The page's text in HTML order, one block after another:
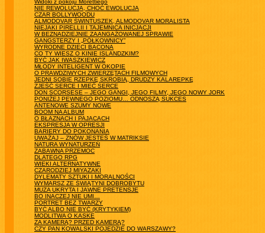
Widoki z pokoju Morettiego
NIE REWOLUCJA, CHOĆ EWOLUCJA
CZAR BOLLYWOODU
ALMODOVAR ŚWINTUSZEK, ALMODOVAR MORALISTA
NIEJAKI PIRELLII I TAJEMNICA INICJACJI
W BEZNADZIEJNIE ZAANGAŻOWANEJ SPRAWIE
GANGSTERZY I „PÓŁKOWNICY”
WYRODNE DZIECI BACONA
CO TY WIESZ O KINIE ISLANDZKIM?
BYĆ JAK IWASZKIEWICZ
MŁODY INTELIGENT W OKOPIE
O PRAWDZIWYCH ZWIERZĘTACH FILMOWYCH
JEDNI SOBIE RZEPKĘ SKROBIĄ, DRUDZY KALAREPKĘ
ZJEŚĆ SERCE I MIEĆ SERCE
DON SCORSESE – JEGO GANGI, JEGO FILMY, JEGO NOWY JORK
PONIŻEJ PEWNEGO POZIOMU… ODNOSZĄ SUKCES
ANTENOWE SZUMY NOWE
BOOM NA ALBUM
O BŁAZNACH I PAJACACH
EKSPRESJA W OPRESJI
BARIERY DO POKONANIA
UWAŻAJ – ZNÓW JESTEŚ W MATRIKSIE
NATURA WYNATURZEŃ
ZABAWNA PRZEMOC
DLATEGO RPG
WIEKI ALTERNATYWNE
CZARODZIEJ MIYAZAKI
DYLEMATY SZTUKI I MORALNOŚCI
WYMARSZ ZE ŚWIĄTYNI DOBROBYTU
MUZA UKRYTA I JAWNE PRETENSJE
BO INACZEJ NIE UMI…
PORTRET BEZ TWARZY
BYĆ ALBO NIE BYĆ (KRYTYKIEM)
MODLITWA O KASKE
ZA KAMERĄ? PRZED KAMERĄ?
CZY PAN KOWALSKI POJEDZIE DO WARSZAWY?